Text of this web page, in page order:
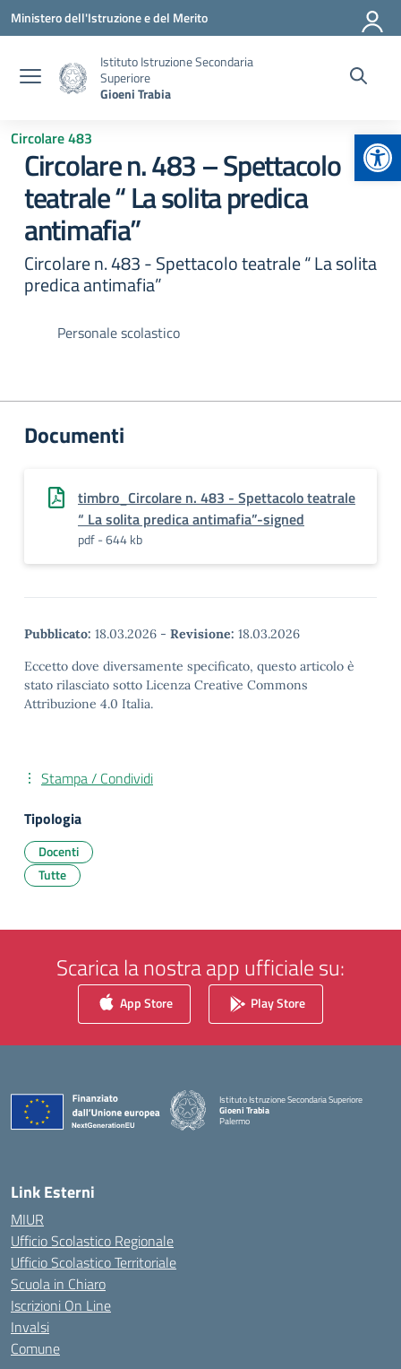
Vai ai contenuti
Vai al menu di navigazione
Vai al footer
Ministero dell'Istruzione e del Merito
Istituto Istruzione Secondaria
Superiore
Gioeni Trabia
Circolare 483
Circolare n. 483 – Spettacolo
teatrale “ La solita predica
antimafia”
Circolare n. 483 - Spettacolo teatrale “ La solita
predica antimafia”
Personale scolastico
Documenti
timbro_Circolare n. 483 - Spettacolo teatrale
“ La solita predica antimafia”-signed
pdf - 644 kb
Pubblicato: 18.03.2026 - Revisione: 18.03.2026
Eccetto dove diversamente specificato, questo articolo è
stato rilasciato sotto Licenza Creative Commons
Attribuzione 4.0 Italia.
Stampa / Condividi
Tipologia
Docenti
Tutte
Scarica la nostra app ufficiale su:
App Store Play Store
Istituto Istruzione Secondaria Superiore
Gioeni Trabia
Palermo
Link Esterni
MIUR
Ufficio Scolastico Regionale
Ufficio Scolastico Territoriale
Scuola in Chiaro
Iscrizioni On Line
Invalsi
Comune